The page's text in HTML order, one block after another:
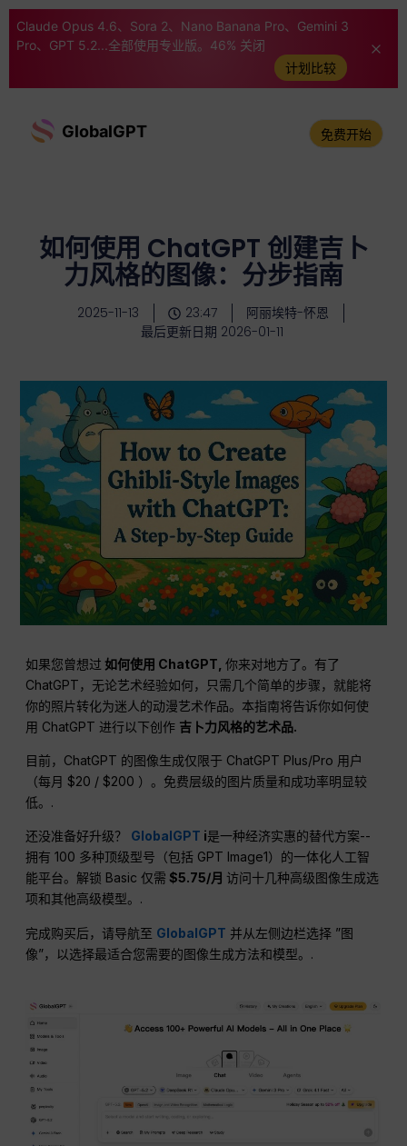
Claude Opus 4.6、Sora 2、Nano Banana Pro、Gemini 3
Pro、GPT 5.2...全部使用专业版。46% 关闭
计划比较
GlobalGPT 免费开始
如何使用 ChatGPT 创建吉卜
力风格的图像：分步指南
2025-11-13 23:47
阿丽埃特-怀恩
最后更新日期 2026-01-11
如果您曾想过 如何使用 ChatGPT ,你来对地方了。有了
ChatGPT，无论艺术经验如何，只需几个简单的步骤，就能将
你的照片转化为迷人的动漫艺术作品。本指南将告诉你如何使
用 ChatGPT 进行以下创作 吉卜力风格的艺术品.
目前，ChatGPT 的图像生成仅限于 ChatGPT Plus/Pro 用户
（每月 $20 / $200 ）。免费层级的图片质量和成功率明显较
低。.
还没准备好升级？ GlobalGPT i是一种经济实惠的替代方案--
拥有 100 多种顶级型号（包括 GPT Image1）的一体化人工智
能平台。解锁 Basic 仅需 $5.75/月 访问十几种高级图像生成选
项和其他高级模型。.
完成购买后，请导航至 GlobalGPT 并从左侧边栏选择 ”图
像”，以选择最适合您需要的图像生成方法和模型。.